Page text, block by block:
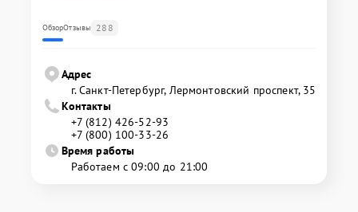
ОбзорОтзывы 288
Адрес
г. Санкт-Петербург, Лермонтовский проспект, 35
Контакты
+7 (812) 426-52-93
+7 (800) 100-33-26
Время работы
Работаем с 09:00 до 21:00